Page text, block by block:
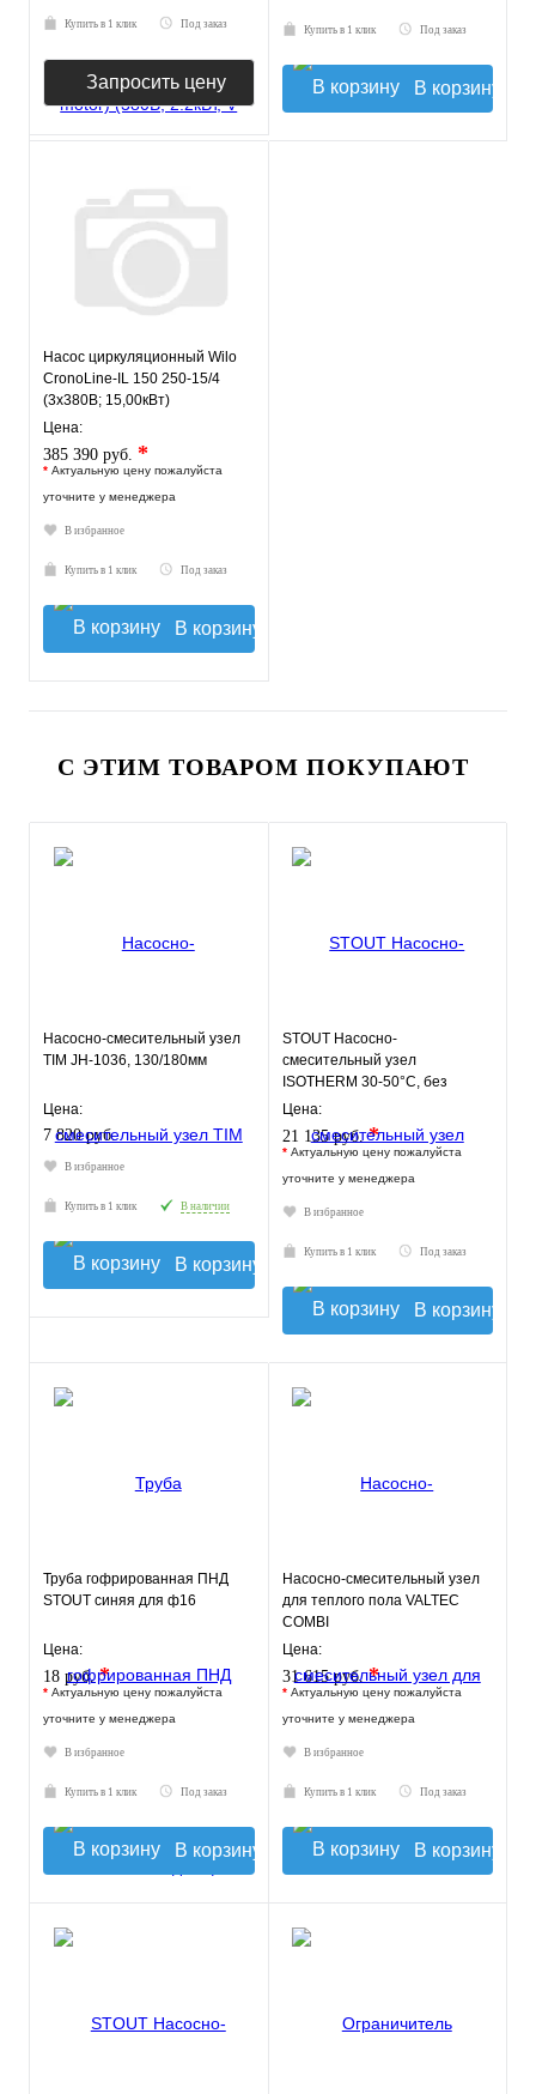
Купить в 1 клик Под заказ
Запросить цену
Купить в 1 клик Под заказ
В корзину
Насос циркуляционный Wilo
CronoLine-IL 150 250-15/4
(3х380В; 15,00кВт)
Цена:
385 390 руб. *
* Актуальную цену пожалуйста
уточните у менеджера
В избранное
Купить в 1 клик Под заказ
В корзину
С ЭТИМ ТОВАРОМ ПОКУПАЮТ
Насосно-смесительный узел
TIM JH-1036, 130/180мм
Цена:
7 820 руб.
В избранное
Купить в 1 клик В наличии
В корзину
STOUT Насосно-
смесительный узел
ISOTHERM 30-50°C, без
насоса.
Цена:
21 135 руб.*
* Актуальную цену пожалуйста
уточните у менеджера
В избранное
Купить в 1 клик Под заказ
В корзину
Труба гофрированная ПНД
STOUT синяя для ф16
Цена:
18 руб.*
* Актуальную цену пожалуйста
уточните у менеджера
В избранное
Купить в 1 клик Под заказ
В корзину
Насосно-смесительный узел
для теплого пола VALTEC
COMBI
Цена:
31 615 руб.*
* Актуальную цену пожалуйста
уточните у менеджера
В избранное
Купить в 1 клик Под заказ
В корзину